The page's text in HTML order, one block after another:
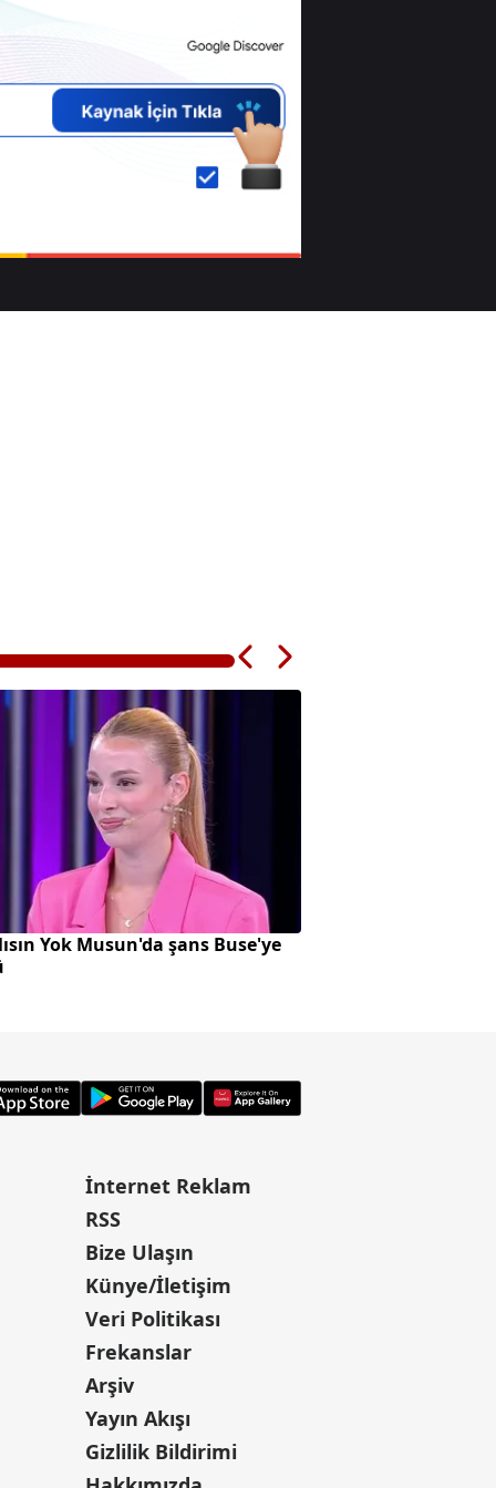
Yok Musun'da şans Buse'ye
İnternet Reklam
RSS
Bize Ulaşın
Künye/İletişim
Veri Politikası
Frekanslar
Arşiv
Yayın Akışı
Gizlilik Bildirimi